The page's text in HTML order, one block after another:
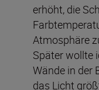
erhöht, die
Atmosphäre
Später wollte
Wände in der
das Licht